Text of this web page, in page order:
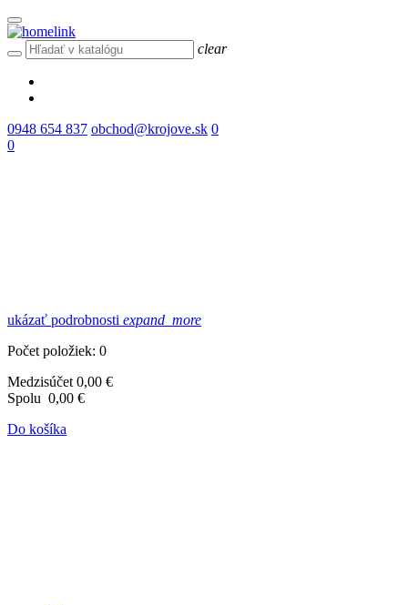
clear
0948 654 837 obchod@krojove.sk 0
0
ukázať podrobnosti expand_more
Počet položiek: 0
Medzisúčet 0,00 €
Spolu 0,00 €
Do košíka